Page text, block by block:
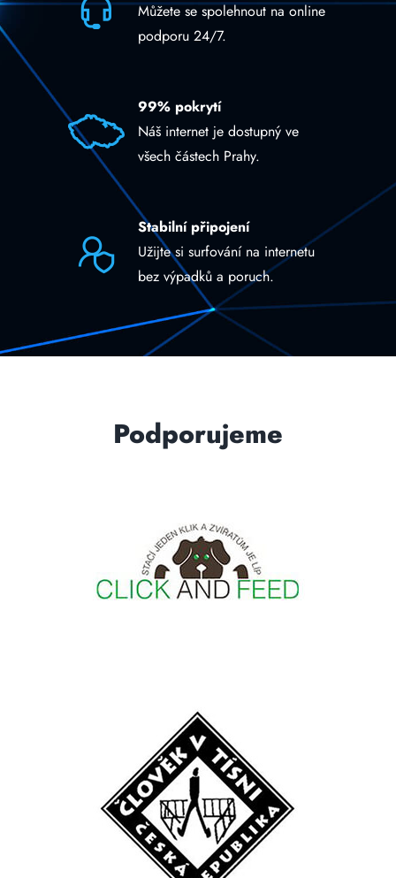
Můžete se spolehnout na online
podporu 24/7.
99% pokrytí
Náš internet je dostupný ve
všech částech Prahy.
Stabilní připojení
Užijte si surfování na internetu
bez výpadků a poruch.
Podporujeme